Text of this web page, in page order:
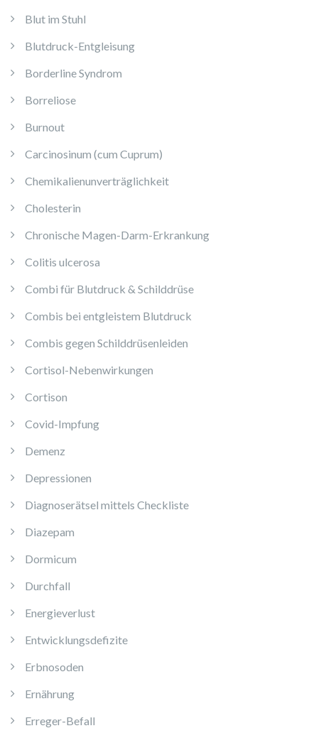
Blut im Stuhl
Blutdruck-Entgleisung
Borderline Syndrom
Borreliose
Burnout
Carcinosinum (cum Cuprum)
Chemikalienunverträglichkeit
Cholesterin
Chronische Magen-Darm-Erkrankung
Colitis ulcerosa
Combi für Blutdruck & Schilddrüse
Combis bei entgleistem Blutdruck
Combis gegen Schilddrüsenleiden
Cortisol-Nebenwirkungen
Cortison
Covid-Impfung
Demenz
Depressionen
Diagnoserätsel mittels Checkliste
Diazepam
Dormicum
Durchfall
Energieverlust
Entwicklungsdefizite
Erbnosoden
Ernährung
Erreger-Befall